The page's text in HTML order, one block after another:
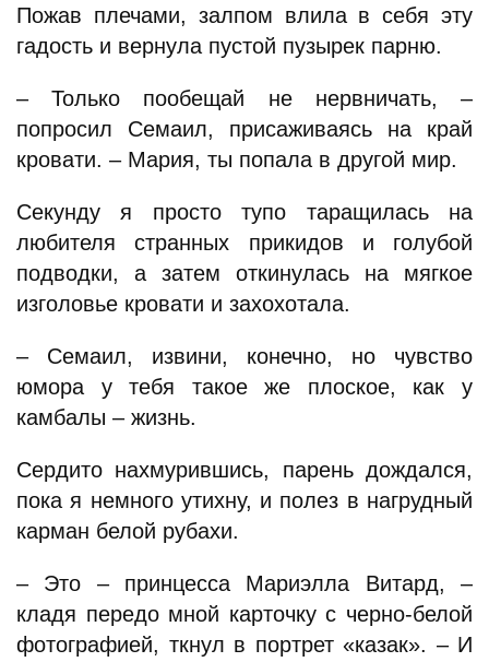
Пожав плечами, залпом влила в себя эту
гадость и вернула пустой пузырек парню.
– Только пообещай не нервничать, –
попросил Семаил, присаживаясь на край
кровати. – Мария, ты попала в другой мир.
Секунду я просто тупо таращилась на
любителя странных прикидов и голубой
подводки, а затем откинулась на мягкое
изголовье кровати и захохотала.
– Семаил, извини, конечно, но чувство
юмора у тебя такое же плоское, как у
камбалы – жизнь.
Сердито нахмурившись, парень дождался,
пока я немного утихну, и полез в нагрудный
карман белой рубахи.
– Это – принцесса Мариэлла Витард, –
кладя передо мной карточку с черно-белой
фотографией, ткнул в портрет «казак». – И